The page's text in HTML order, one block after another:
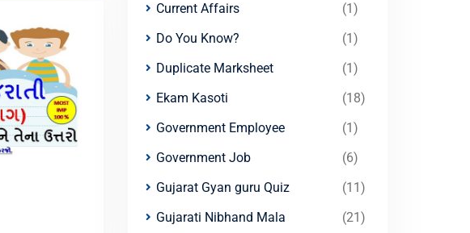
Current Affairs
(1)
Do You Know?
(1)
Duplicate Marksheet
(1)
Ekam Kasoti
(18)
Government Employee
(1)
Government Job
(6)
Gujarat Gyan guru Quiz
(11)
Gujarati Nibhand Mala
(21)